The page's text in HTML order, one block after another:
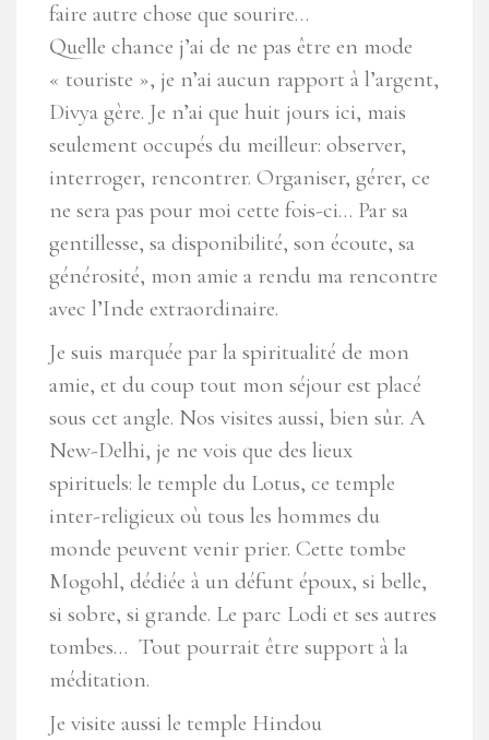
faire autre chose que sourire…
Quelle chance j’ai de ne pas être en mode
« touriste », je n’ai aucun rapport à l’argent,
Divya gère. Je n’ai que huit jours ici, mais
seulement occupés du meilleur: observer,
interroger, rencontrer. Organiser, gérer, ce
ne sera pas pour moi cette fois-ci… Par sa
gentillesse, sa disponibilité, son écoute, sa
générosité, mon amie a rendu ma rencontre
avec l’Inde extraordinaire.
Je suis marquée par la spiritualité de mon
amie, et du coup tout mon séjour est placé
sous cet angle. Nos visites aussi, bien sûr. A
New-Delhi, je ne vois que des lieux
spirituels: le temple du Lotus, ce temple
inter-religieux où tous les hommes du
monde peuvent venir prier. Cette tombe
Mogohl, dédiée à un défunt époux, si belle,
si sobre, si grande. Le parc Lodi et ses autres
tombes… Tout pourrait être support à la
méditation.
Je visite aussi le temple Hindou